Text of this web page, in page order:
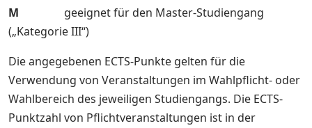
M
geeignet für den Master-Studiengang
(„Kategorie III“)
Die angegebenen ECTS-Punkte gelten für die
Verwendung von Veranstaltungen im Wahlpflicht- oder
Wahlbereich des jeweiligen Studiengangs. Die ECTS-
Punktzahl von Pflichtveranstaltungen ist in der